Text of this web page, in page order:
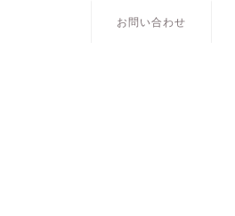
お問い合わせ